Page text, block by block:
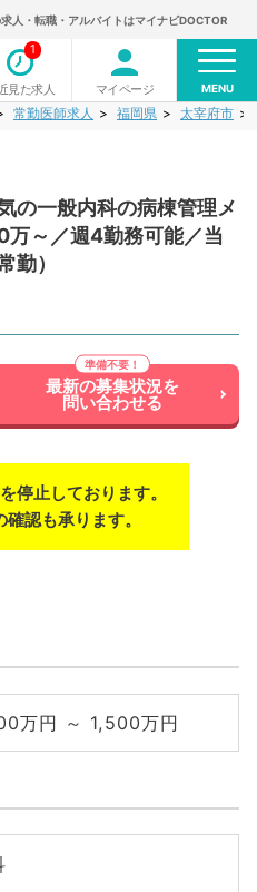
人・転職・アルバイトはマイナビDOCTOR
見た求人
1
マイページ MENU
常勤医師求人 福岡県 太宰府市
の一般内科の病棟管理メ
～／週4勤務可能／当
勤）
最新の募集状況を
問い合わせる
停止しております。
認も承ります。
万円 ～ 1,500万円